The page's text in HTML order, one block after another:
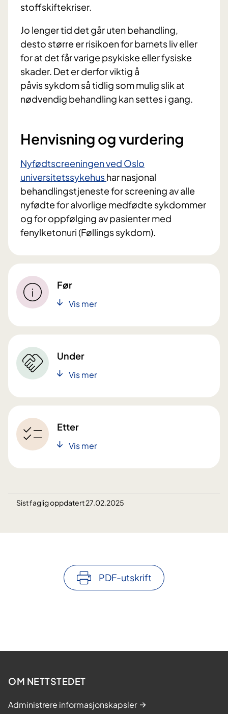
stoffskiftekriser.
Jo lenger tid det går uten behandling,
desto større er risikoen for barnets liv eller
for at det får varige psykiske eller fysiske
skader. Det er derfor viktig å
påvis sykdom så tidlig som mulig slik at
nødvendig behandling kan settes i gang.
Henvisning og vurdering
Nyfødtscreeningen ved Oslo
universitetssykehushar nasjonal
behandlingstjeneste for screening av alle
nyfødte for alvorlige medfødte sykdommer
og for oppfølging av pasienter med
fenylketonuri (Føllings sykdom).
Før
Vis mer
Under
Vis mer
Etter
Vis mer
Sist faglig oppdatert 27.02.2025
PDF-utskrift
OM NETTSTEDET
Administrere informasjonskapsler